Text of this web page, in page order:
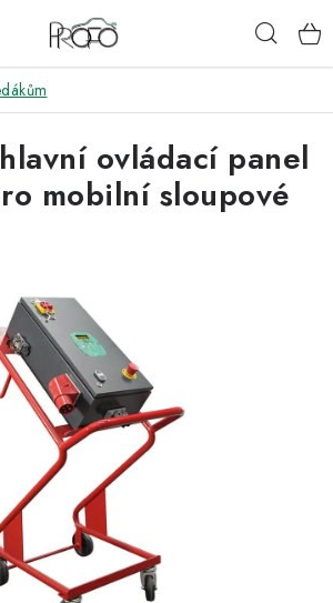
ovládací panel
mobilní sloupové